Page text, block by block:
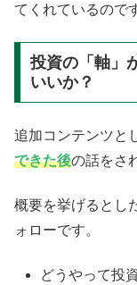
てくれているので
投資の「軸」
いいか？
追加コンテンツと
できた後の話をさ
概要を挙げるとし
ォローです。
どうやって投